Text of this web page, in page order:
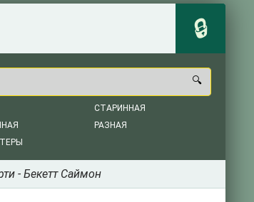
СТАРИННАЯ
РАЗНАЯ
- Бекетт Саймон